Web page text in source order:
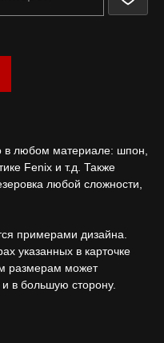
в любом материале: шпон,
Fenix и т.д. Также
любой сложности,
примерами дизайна.
указанных в карточке
размерам может
в большую сторону.